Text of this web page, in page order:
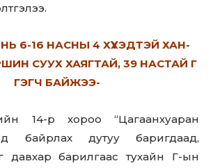
6-16 НАСНЫ 4 ХҮҮХЭДТЭЙ ХАН-
СУУХ ХАЯГТАЙ, 39 НАСТАЙ Г
ГЭГЧ БАЙЖЭЭ-
14-р хороо “Цагаанхуаран
байрлах дутуу баригдаад,
давхар барилгаас тухайн Г-ын